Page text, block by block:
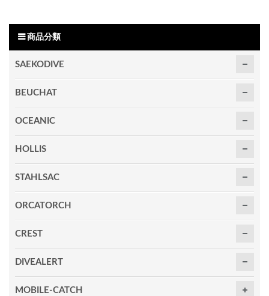
商品分類
SAEKODIVE
BEUCHAT
OCEANIC
HOLLIS
STAHLSAC
ORCATORCH
CREST
DIVEALERT
MOBILE-CATCH